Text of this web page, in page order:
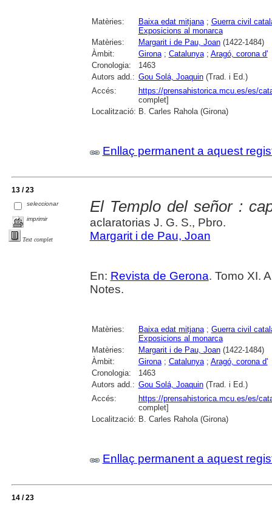
Matèries: Baixa edat mitjana; Guerra civil
Exposicions al monarca
Matèries:
Margarit i de Pau, Joan(1422-1484)
Àmbit:
Girona; Catalunya; Aragó, corona d'
Cronologia:
1463
Autors add.: Gou Solá, Joaquin(Trad. i Ed.)
Accés:
https://prensahistorica.mcu.es/es/
complet]
Localització: B. Carles Rahola (Girona)
Enllaç permanent a aquest
13 / 23
seleccionar
imprimir
Text complet
El Templo del señor :
aclaratorias J. G. S., Pbro.
Margarit i de Pau, Joan
En: Revista de Gerona. Tomo XI.
Notes.
Matèries: Baixa edat mitjana; Guerra civil
Exposicions al monarca
Matèries:
Margarit i de Pau, Joan(1422-1484)
Àmbit:
Girona; Catalunya; Aragó, corona d'
Cronologia:
1463
Autors add.: Gou Solá, Joaquin(Trad. i Ed.)
Accés:
https://prensahistorica.mcu.es/es/
complet]
Localització: B. Carles Rahola (Girona)
Enllaç permanent a aquest
14 / 23